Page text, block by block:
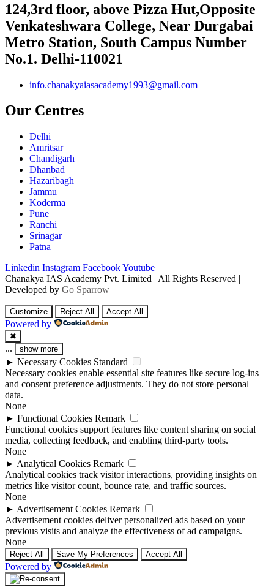
124,3rd floor, above Pizza Hut,Opposite
Venkateshwara College, Near Durgabai
Metro Station, South Campus Number
No.1. Delhi-110021
info.chanakyaiasacademy1993@gmail.com
Our Centres
Delhi
Amritsar
Chandigarh
Dhanbad
Hazaribagh
Jammu
Koderma
Pune
Ranchi
Srinagar
Patna
Linkedin Instagram FacebookYoutube
Chanakya IAS Academy Pvt. Limited | All Rights Reserved |
Developed by Go Sparrow
Customize Reject All Accept All
Powered by
✖
... show more
► Necessary Cookies Standard
Necessary cookies enable essential site features like secure log-ins
and consent preference adjustments. They do not store personal
data.
None
► Functional Cookies Remark
Functional cookies support features like content sharing on social
media, collecting feedback, and enabling third-party tools.
None
► Analytical Cookies Remark
Analytical cookies track visitor interactions, providing insights on
metrics like visitor count, bounce rate, and traffic sources.
None
► Advertisement Cookies Remark
Advertisement cookies deliver personalized ads based on your
previous visits and analyze the effectiveness of ad campaigns.
None
Reject All Save My Preferences Accept All
Powered by